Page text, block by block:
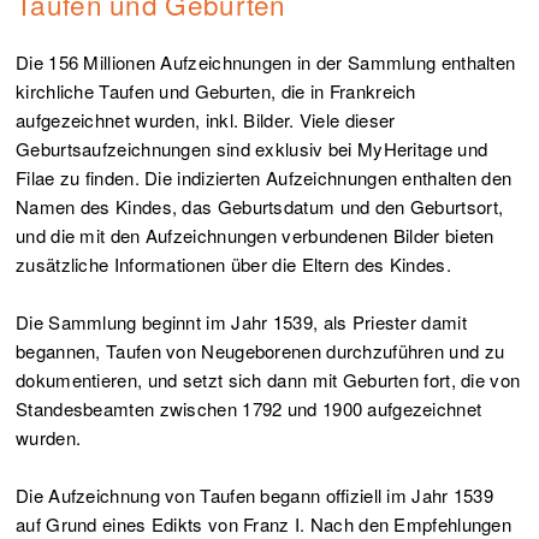
Die 156 Millionen Aufzeichnungen in der Sammlung enthalten
kirchliche Taufen und Geburten, die in Frankreich
aufgezeichnet wurden, inkl. Bilder. Viele dieser
Geburtsaufzeichnungen sind exklusiv bei MyHeritage und
Filae zu finden. Die indizierten Aufzeichnungen enthalten den
Namen des Kindes, das Geburtsdatum und den Geburtsort,
und die mit den Aufzeichnungen verbundenen Bilder bieten
zusätzliche Informationen über die Eltern des Kindes.
Die Sammlung beginnt im Jahr 1539, als Priester damit
begannen, Taufen von Neugeborenen durchzuführen und zu
dokumentieren, und setzt sich dann mit Geburten fort, die von
Standesbeamten zwischen 1792 und 1900 aufgezeichnet
wurden.
Die Aufzeichnung von Taufen begann offiziell im Jahr 1539
auf Grund eines Edikts von Franz I. Nach den Empfehlungen